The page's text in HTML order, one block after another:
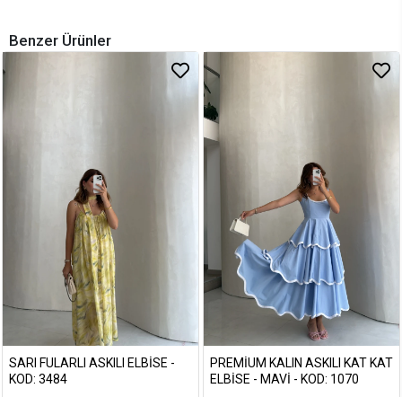
Benzer Ürünler
SARI FULARLI ASKILI ELBISE -
KOD: 3484
PREMIUM KALIN ASKILI KAT KAT
ELBISE - MAVI - KOD: 1070